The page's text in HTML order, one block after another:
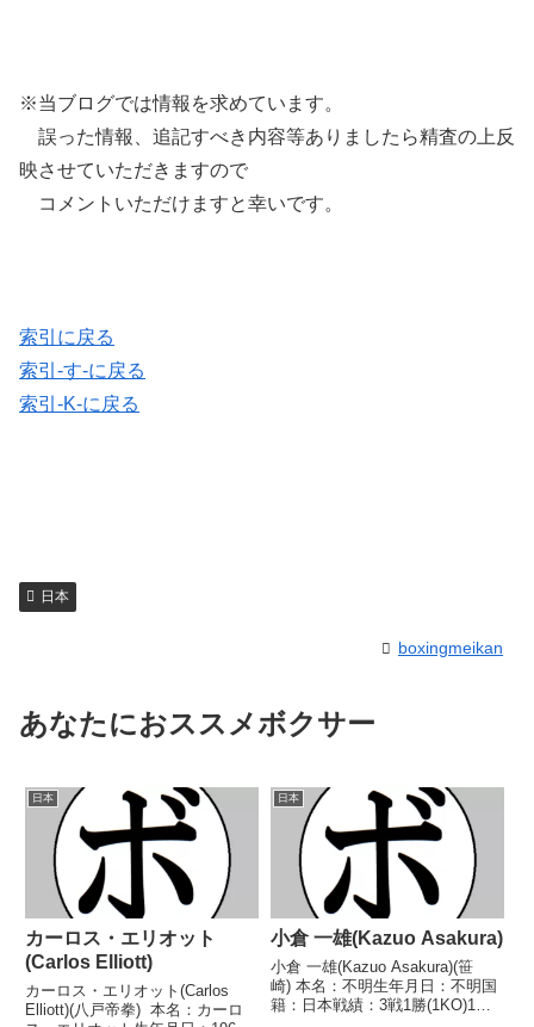
※当ブログでは情報を求めています。
誤った情報、追記すべき内容等ありましたら精査の上反
映させていただきますので
コメントいただけますと幸いです。
索引に戻る
索引-す-に戻る
索引-K-に戻る
日本
boxingmeikan
あなたにおススメボクサー
日本
カーロス・エリオット
(Carlos Elliott)
カーロス・エリオット(Carlos
Elliott)(八戸帝拳) 本名：カーロ
日本
小倉 一雄(Kazuo Asakura)
小倉 一雄(Kazuo Asakura)(笹
崎) 本名：不明生年月日：不明国
籍：日本戦績：3戦1勝(1KO)1敗1